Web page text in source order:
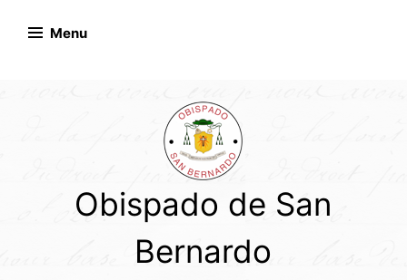
Menu
Obispado de San
Bernardo